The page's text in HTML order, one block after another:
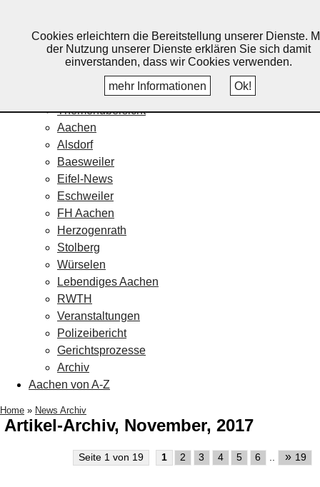
Home
Veranstaltungskalender
Themenübersicht
Aachen
Alsdorf
Baesweiler
Eifel-News
Eschweiler
FH Aachen
Herzogenrath
Stolberg
Würselen
Lebendiges Aachen
RWTH
Veranstaltungen
Polizeibericht
Gerichtsprozesse
Archiv
Aachen von A-Z
Home » News Archiv
Artikel-Archiv, November, 2017
Seite 1 von 19 1 2 3 4 5 6 .. » 19
Cookies erleichtern die Bereitstellung unserer Dienste.
der Nutzung unserer Dienste erklären Sie sich damit
einverstanden, dass wir Cookies verwenden.
mehr Informationen
Ok!